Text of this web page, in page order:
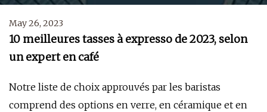
May 26, 2023
10 meilleures tasses à expresso de 2023, selon
un expert en café
Notre liste de choix approuvés par les baristas
comprend des options en verre, en céramique et en